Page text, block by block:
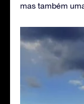
mas também